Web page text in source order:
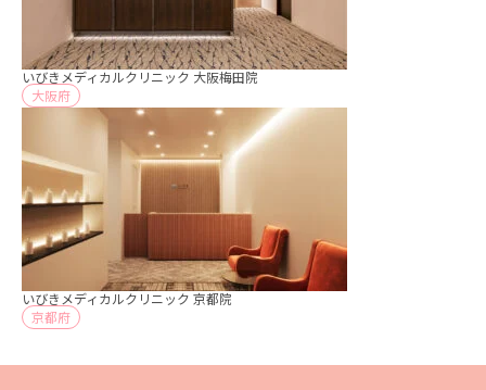
いびきメディカルクリニック 大阪梅田院
大阪府
いびきメディカルクリニック 京都院
京都府